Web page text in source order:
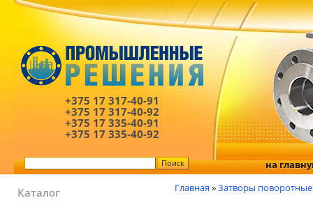
+375 17 317-40-91
+375 17 317-40-92
+375 17 335-40-91
+375 17 335-40-92
на
Каталог Главная »Затворы